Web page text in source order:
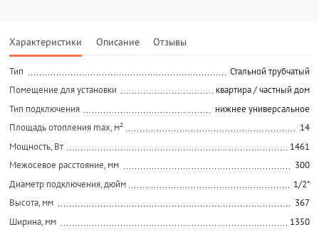
Характеристики Описание Отзывы
Тип
Стальной трубчатый
Помещение для установки
квартира / частный дом
Тип подключения
нижнее универсальное
Площадь отопления max, м²
14
Мощность, Вт
1461
Межосевое расстояние, мм
300
Диаметр подключения, дюйм
1/2"
Высота, мм
367
Ширина, мм
1350